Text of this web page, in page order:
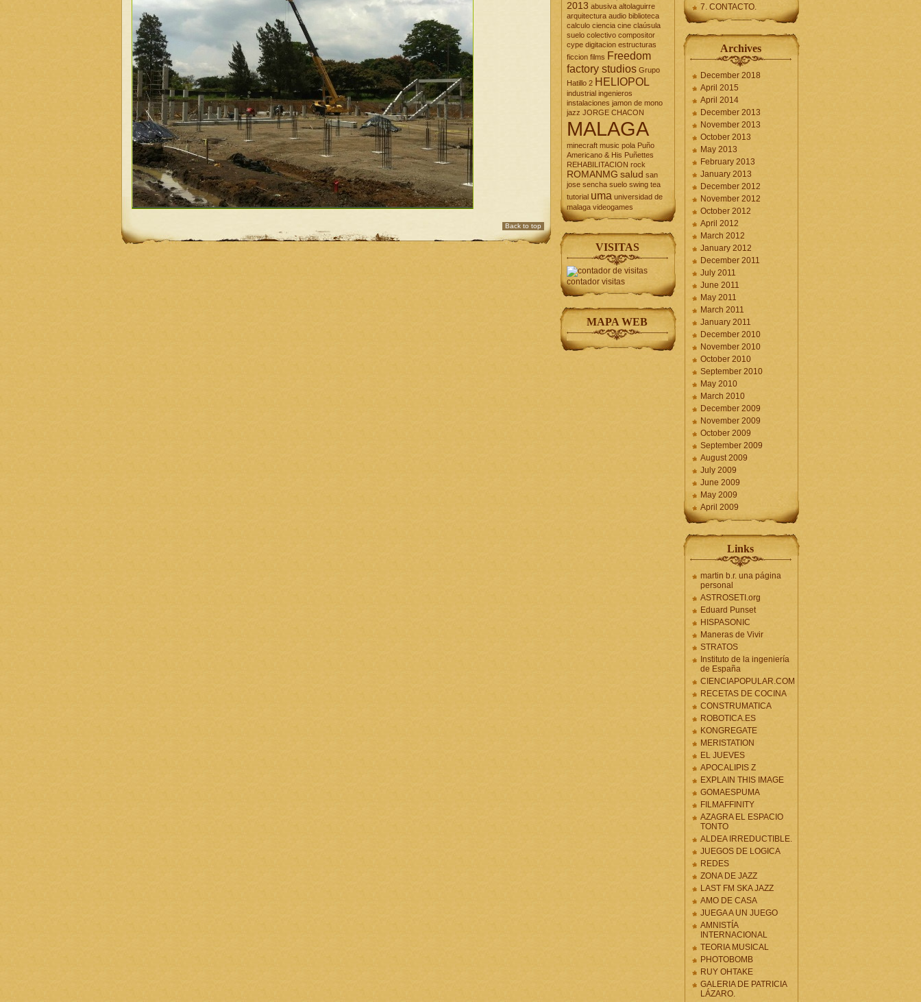
Back to top
2013 abusiva altolaguirre
arquitectura audio biblioteca
calculo ciencia cine claúsula
suelo colectivo compositor
cype digitacion estructuras
ficcion films Freedom
factory studios Grupo
Hatillo 2 HELIOPOL
industrial ingenieros
instalaciones jamon de mono
jazz JORGE CHACON
MALAGA
minecraft music pola Puño
Americano & His Puñettes
REHABILITACION rock
ROMANMG salud san
jose sencha suelo swing tea
tutorial uma universidad de
malaga videogames
VISITAS
contador visitas
MAPA WEB
7. CONTACTO.
Archives
December 2018
April 2015
April 2014
December 2013
November 2013
October 2013
May 2013
February 2013
January 2013
December 2012
November 2012
October 2012
April 2012
March 2012
January 2012
December 2011
July 2011
June 2011
May 2011
March 2011
January 2011
December 2010
November 2010
October 2010
September 2010
May 2010
March 2010
December 2009
November 2009
October 2009
September 2009
August 2009
July 2009
June 2009
May 2009
April 2009
Links
martin b.r. una página
personal
ASTROSETI.org
Eduard Punset
HISPASONIC
Maneras de Vivir
STRATOS
Instituto de la ingeniería
de España
CIENCIAPOPULAR.COM
RECETAS DE COCINA
CONSTRUMATICA
ROBOTICA.ES
KONGREGATE
MERISTATION
EL JUEVES
APOCALIPIS Z
EXPLAIN THIS IMAGE
GOMAESPUMA
FILMAFFINITY
AZAGRA EL ESPACIO
TONTO
ALDEA IRREDUCTIBLE.
JUEGOS DE LOGICA
REDES
ZONA DE JAZZ
LAST FM SKA JAZZ
AMO DE CASA
JUEGA A UN JUEGO
AMNISTÍA
INTERNACIONAL
TEORIA MUSICAL
PHOTOBOMB
RUY OHTAKE
GALERIA DE PATRICIA
LÁZARO.